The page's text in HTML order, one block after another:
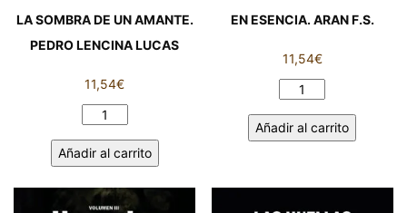
LA SOMBRA DE UN AMANTE.
PEDRO LENCINA LUCAS
11,54€
DE
AMANTE.
Añadir al carrito
EN ESENCIA. ARAN F.S.
11,54€
ARAN
Añadir al carrito